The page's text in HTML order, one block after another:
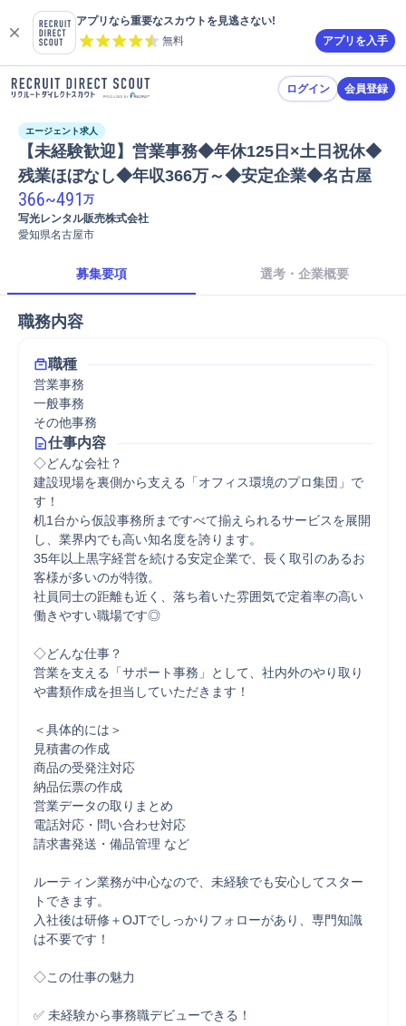
アプリなら重要なスカウトを見逃さない!
無料
アプリを入手
ログイン 会員登録
エージェント求人
【未経験歓迎】営業事務◆年休125日×土日祝休◆
残業ほぼなし◆年収366万～◆安定企業◆名古屋
366~491 万
写光レンタル販売株式会社
愛知県名古屋市
募集要項 選考・企業概要
職務内容
職種
営業事務
一般事務
その他事務
仕事内容
◇どんな会社？
建設現場を裏側から支える「オフィス環境のプロ集団」で
す！
机1台から仮設事務所まですべて揃えられるサービスを展開
し、業界内でも高い知名度を誇ります。
35年以上黒字経営を続ける安定企業で、長く取引のあるお
客様が多いのが特徴。
社員同士の距離も近く、落ち着いた雰囲気で定着率の高い
働きやすい職場です◎
◇どんな仕事？
営業を支える「サポート事務」として、社内外のやり取り
や書類作成を担当していただきます！
＜具体的には＞
見積書の作成
商品の受発注対応
納品伝票の作成
営業データの取りまとめ
電話対応・問い合わせ対応
請求書発送・備品管理 など
ルーティン業務が中心なので、未経験でも安心してスター
トできます。
入社後は研修＋OJTでしっかりフォローがあり、専門知識
は不要です！
◇この仕事の魅力
✅ 未経験から事務職デビューできる！